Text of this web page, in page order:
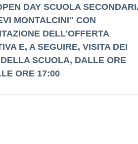
DAY SCUOLA
MONTALCINI" CON
DELL'OFFERTA
E, A SEGUIRE, VISITA DEI
SCUOLA, DALLE ORE
ORE 17:00